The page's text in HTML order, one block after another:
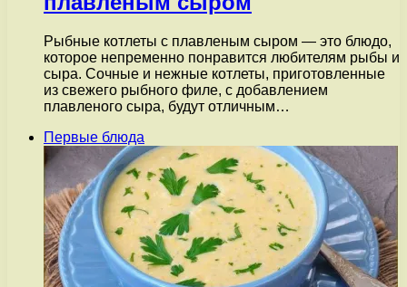
Рыбные котлеты с плавленым сыром — это блюдо,
которое непременно понравится любителям рыбы и
сыра. Сочные и нежные котлеты, приготовленные
из свежего рыбного филе, с добавлением
плавленого сыра, будут отличным…
Первые блюда